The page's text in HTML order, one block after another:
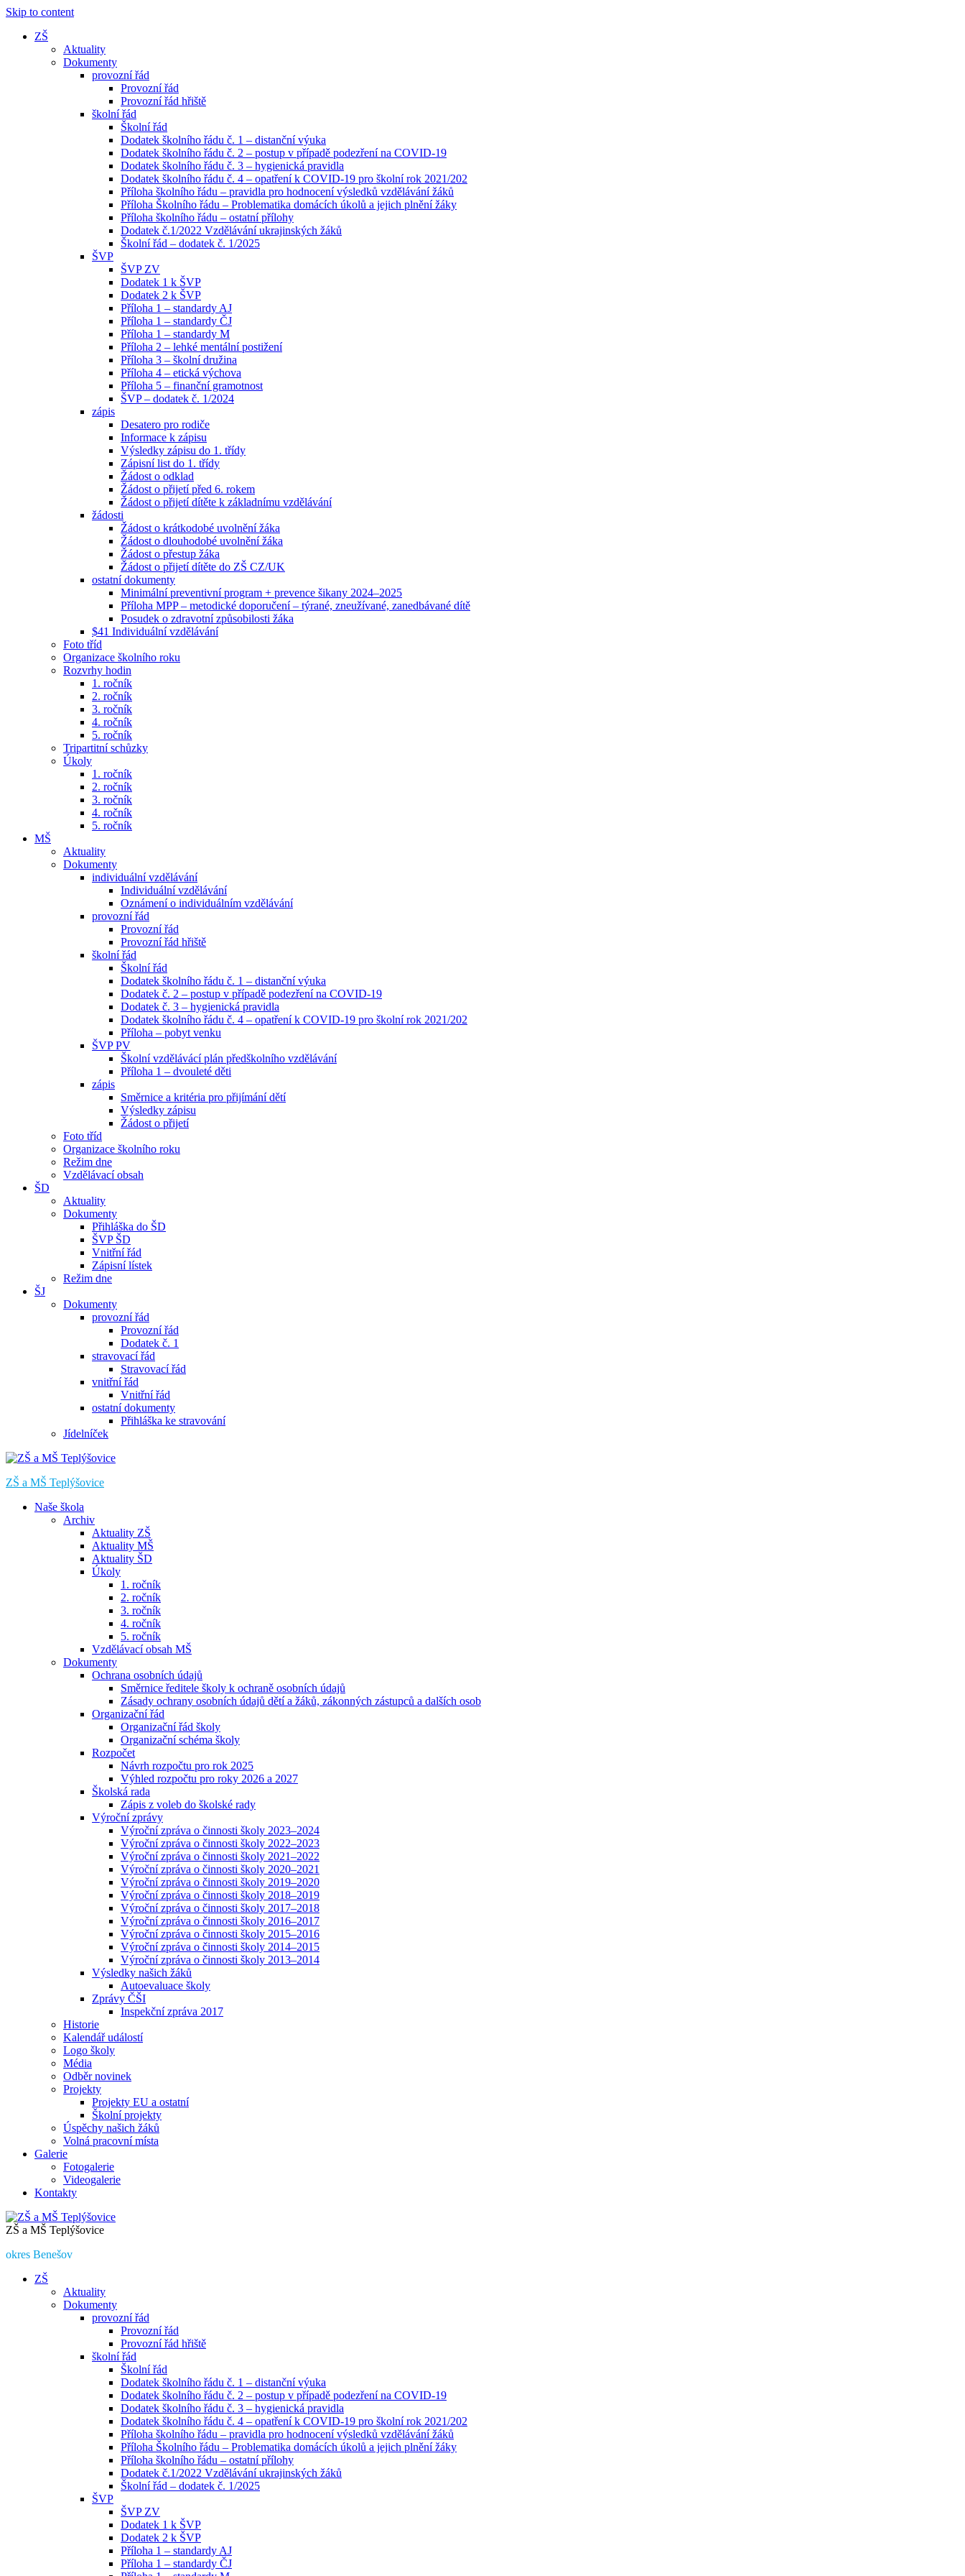
Skip to content
ZŠ
Aktuality
Dokumenty
provozní řád
Provozní řád
Provozní řád hřiště
školní řád
Školní řád
Dodatek školního řádu č. 1 – distanční výuka
Dodatek školního řádu č. 2 – postup v případě podezření na COVID-19
Dodatek školního řádu č. 3 – hygienická pravidla
Dodatek školního řádu č. 4 – opatření k COVID-19 pro školní rok 2021/202
Příloha školního řádu – pravidla pro hodnocení výsledků vzdělávání žáků
Příloha Školního řádu – Problematika domácích úkolů a jejich plnění žáky
Příloha školního řádu – ostatní přílohy
Dodatek č.1/2022 Vzdělávání ukrajinských žáků
Školní řád – dodatek č. 1/2025
ŠVP
ŠVP ZV
Dodatek 1 k ŠVP
Dodatek 2 k ŠVP
Příloha 1 – standardy AJ
Příloha 1 – standardy ČJ
Příloha 1 – standardy M
Příloha 2 – lehké mentální postižení
Příloha 3 – školní družina
Příloha 4 – etická výchova
Příloha 5 – finanční gramotnost
ŠVP – dodatek č. 1/2024
zápis
Desatero pro rodiče
Informace k zápisu
Výsledky zápisu do 1. třídy
Zápisní list do 1. třídy
Žádost o odklad
Žádost o přijetí před 6. rokem
Žádost o přijetí dítěte k základnímu vzdělávání
žádosti
Žádost o krátkodobé uvolnění žáka
Žádost o dlouhodobé uvolnění žáka
Žádost o přestup žáka
Žádost o přijetí dítěte do ZŠ CZ/UK
ostatní dokumenty
Minimální preventivní program + prevence šikany 2024–2025
Příloha MPP – metodické doporučení – týrané, zneužívané, zanedbávané dítě
Posudek o zdravotní způsobilosti žáka
$41 Individuální vzdělávání
Foto tříd
Organizace školního roku
Rozvrhy hodin
1. ročník
2. ročník
3. ročník
4. ročník
5. ročník
Tripartitní schůzky
Úkoly
1. ročník
2. ročník
3. ročník
4. ročník
5. ročník
MŠ
Aktuality
Dokumenty
individuální vzdělávání
Individuální vzdělávání
Oznámení o individuálním vzdělávání
provozní řád
Provozní řád
Provozní řád hřiště
školní řád
Školní řád
Dodatek školního řádu č. 1 – distanční výuka
Dodatek č. 2 – postup v případě podezření na COVID-19
Dodatek č. 3 – hygienická pravidla
Dodatek školního řádu č. 4 – opatření k COVID-19 pro školní rok 2021/202
Příloha – pobyt venku
ŠVP PV
Školní vzdělávácí plán předškolního vzdělávání
Příloha 1 – dvouleté děti
zápis
Směrnice a kritéria pro přijímání dětí
Výsledky zápisu
Žádost o přijetí
Foto tříd
Organizace školního roku
Režim dne
Vzdělávací obsah
ŠD
Aktuality
Dokumenty
Přihláška do ŠD
ŠVP ŠD
Vnitřní řád
Zápisní lístek
Režim dne
ŠJ
Dokumenty
provozní řád
Provozní řád
Dodatek č. 1
stravovací řád
Stravovací řád
vnitřní řád
Vnitřní řád
ostatní dokumenty
Přihláška ke stravování
Jídelníček
ZŠ a MŠ Teplýšovice
Naše škola
Archiv
Aktuality ZŠ
Aktuality MŠ
Aktuality ŠD
Úkoly
1. ročník
2. ročník
3. ročník
4. ročník
5. ročník
Vzdělávací obsah MŠ
Dokumenty
Ochrana osobních údajů
Směrnice ředitele školy k ochraně osobních údajů
Zásady ochrany osobních údajů dětí a žáků, zákonných zástupců a dalších osob
Organizační řád
Organizační řád školy
Organizační schéma školy
Rozpočet
Návrh rozpočtu pro rok 2025
Výhled rozpočtu pro roky 2026 a 2027
Školská rada
Zápis z voleb do školské rady
Výroční zprávy
Výroční zpráva o činnosti školy 2023–2024
Výroční zpráva o činnosti školy 2022–2023
Výroční zpráva o činnosti školy 2021–2022
Výroční zpráva o činnosti školy 2020–2021
Výroční zpráva o činnosti školy 2019–2020
Výroční zpráva o činnosti školy 2018–2019
Výroční zpráva o činnosti školy 2017–2018
Výroční zpráva o činnosti školy 2016–2017
Výroční zpráva o činnosti školy 2015–2016
Výroční zpráva o činnosti školy 2014–2015
Výroční zpráva o činnosti školy 2013–2014
Výsledky našich žáků
Autoevaluace školy
Zprávy ČŠI
Inspekční zpráva 2017
Historie
Kalendář událostí
Logo školy
Média
Odběr novinek
Projekty
Projekty EU a ostatní
Školní projekty
Úspěchy našich žáků
Volná pracovní místa
Galerie
Fotogalerie
Videogalerie
Kontakty
ZŠ a MŠ Teplýšovice
okres Benešov
ZŠ
Aktuality
Dokumenty
provozní řád
Provozní řád
Provozní řád hřiště
školní řád
Školní řád
Dodatek školního řádu č. 1 – distanční výuka
Dodatek školního řádu č. 2 – postup v případě podezření na COVID-19
Dodatek školního řádu č. 3 – hygienická pravidla
Dodatek školního řádu č. 4 – opatření k COVID-19 pro školní rok 2021/202
Příloha školního řádu – pravidla pro hodnocení výsledků vzdělávání žáků
Příloha Školního řádu – Problematika domácích úkolů a jejich plnění žáky
Příloha školního řádu – ostatní přílohy
Dodatek č.1/2022 Vzdělávání ukrajinských žáků
Školní řád – dodatek č. 1/2025
ŠVP
ŠVP ZV
Dodatek 1 k ŠVP
Dodatek 2 k ŠVP
Příloha 1 – standardy AJ
Příloha 1 – standardy ČJ